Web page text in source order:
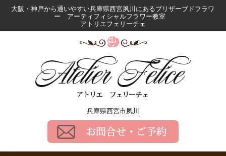
大阪・神戸から通いやすい兵庫県西宮夙川にあるプリザーブドフラワ
ー アーティフィシャルフラワー教室
アトリエフェリーチェ
兵庫県西宮市夙川